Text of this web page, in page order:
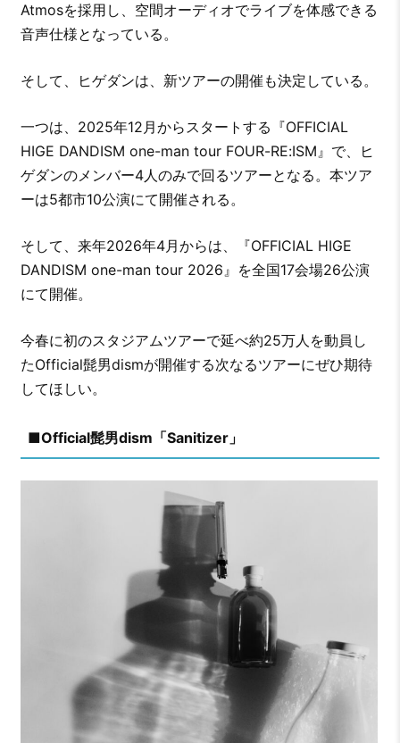
Atmosを採用し、空間オーディオでライブを体感できる
音声仕様となっている。
そして、ヒゲダンは、新ツアーの開催も決定している。
一つは、2025年12月からスタートする『OFFICIAL
HIGE DANDISM one-man tour FOUR-RE:ISM』で、ヒ
ゲダンのメンバー4人のみで回るツアーとなる。本ツア
ーは5都市10公演にて開催される。
そして、来年2026年4月からは、『OFFICIAL HIGE
DANDISM one-man tour 2026』を全国17会場26公演
にて開催。
今春に初のスタジアムツアーで延べ約25万人を動員し
たOfficial髭男dismが開催する次なるツアーにぜひ期待
してほしい。
■Official髭男dism「Sanitizer」